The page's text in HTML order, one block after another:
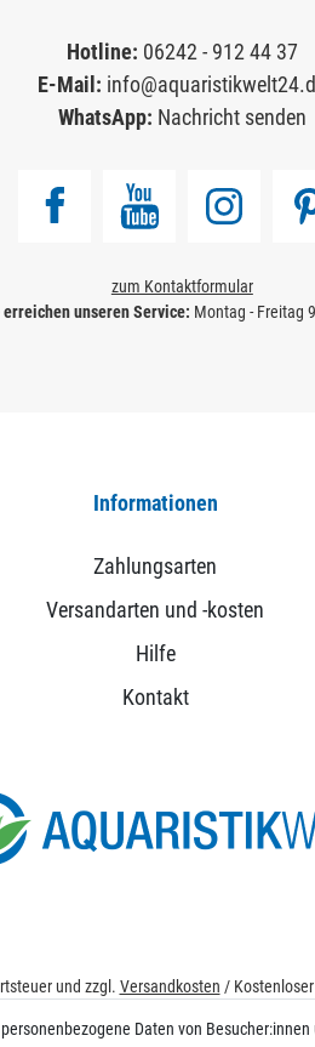
Hotline: 06242 - 912 44 37
E-Mail:
WhatsApp: Nachricht senden
zum Kontaktformular
erreichen unseren Service: Montag - Freitag
Informationen
Zahlungsarten
Versandarten und -kosten
Hilfe
Kontakt
und zzgl. Versandkosten /
Daten von Besucher:innen